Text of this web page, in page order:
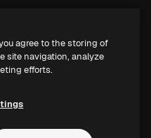
S.L.U.
agree to the storing of
site navigation, analyze
efforts.